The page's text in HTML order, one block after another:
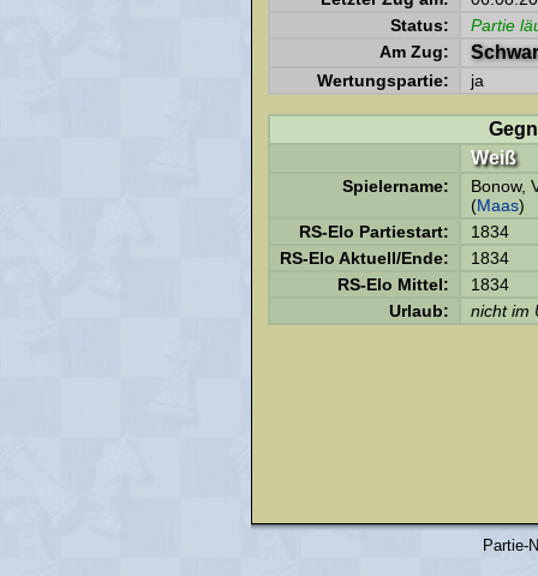
Status:
Partie
Am Zug:
Wertungspartie: ja
Weiß
Spielername:
Bonow,
(Maas)
RS-Elo Partiestart:
1834
RS-Elo Aktuell/Ende:
1834
RS-Elo Mittel:
1834
Urlaub:
nicht im
Partie-